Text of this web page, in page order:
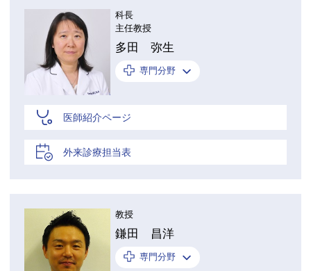
科長
主任教授
多田 弥生
専門分野
医師紹介ページ
外来診療担当表
教授
鎌田 昌洋
専門分野